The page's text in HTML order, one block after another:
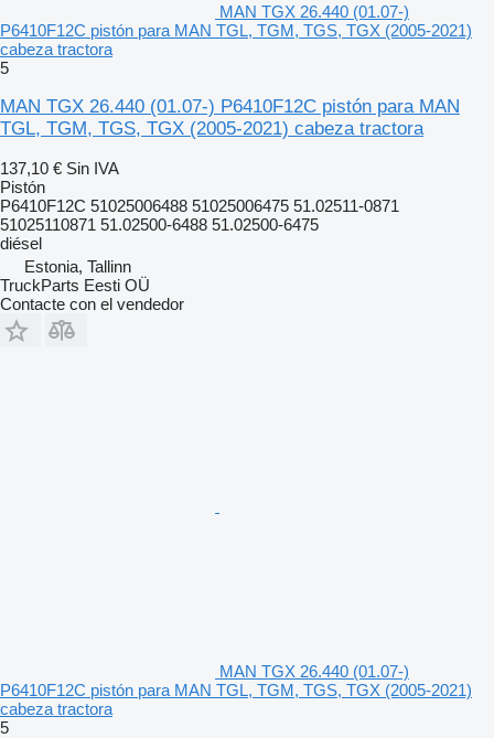
MAN TGX 26.440 (01.07-)
P6410F12C pistón para MAN TGL, TGM, TGS, TGX (2005-2021)
cabeza tractora
5
MAN TGX 26.440 (01.07-) P6410F12C pistón para MAN
TGL, TGM, TGS, TGX (2005-2021) cabeza tractora
137,10 € Sin IVA
Pistón
P6410F12C 51025006488 51025006475 51.02511-0871
51025110871 51.02500-6488 51.02500-6475
diésel
Estonia, Tallinn
TruckParts Eesti OÜ
Contacte con el vendedor
MAN TGX 26.440 (01.07-)
P6410F12C pistón para MAN TGL, TGM, TGS, TGX (2005-2021)
cabeza tractora
5